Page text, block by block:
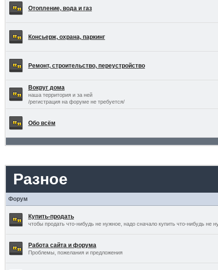
Отопление, вода и газ
Консьерж, охрана, паркинг
Ремонт, строительство, переустройство
Вокруг дома
наша территория и за ней
/регистрация на форуме не требуется/
Обо всём
Разное
Форум
Купить-продать
чтобы продать что-нибудь не нужное, надо сначало купить что-нибудь не
Работа сайта и форума
Проблемы, пожелания и предложения